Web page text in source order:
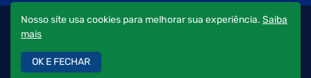
Copyright © 2022 Editorial Brasil - Todos os direitos reservados.
Quem Somos
Nosso site usa cookies para melhorar sua experiência. Saiba
mais
OK E FECHAR